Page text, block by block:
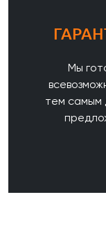
Мы
тем самым